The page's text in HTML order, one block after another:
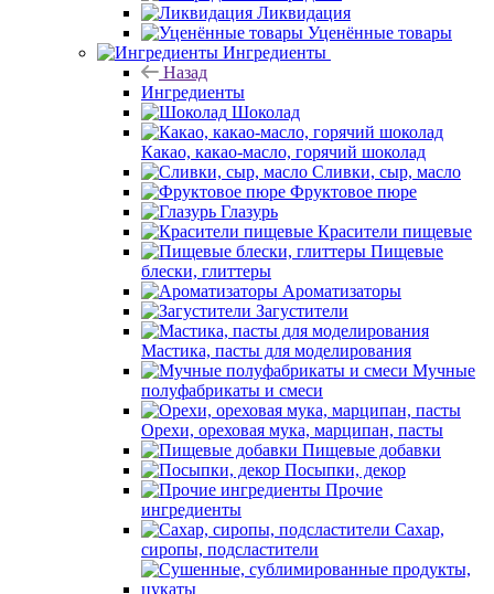
Ликвидация
Уценённые товары
Ингредиенты
Назад
Ингредиенты
Шоколад
Какао, какао-масло, горячий шоколад
Сливки, сыр, масло
Фруктовое пюре
Глазурь
Красители пищевые
Пищевые
блески, глиттеры
Ароматизаторы
Загустители
Мастика, пасты для моделирования
Мучные
полуфабрикаты и смеси
Орехи, ореховая мука, марципан, пасты
Пищевые добавки
Посыпки, декор
Прочие
ингредиенты
Сахар,
сиропы, подсластители